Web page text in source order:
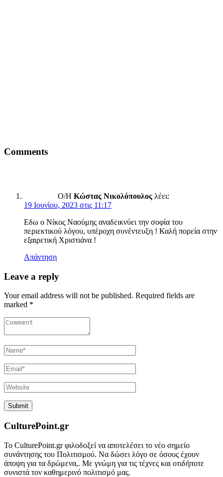
Comments
Ο/Η Κώστας Νικολόπουλος λέει:
19 Ιουνίου, 2023 στις 11:17
Εδω ο Νίκος Ναούμης αναδεικνύει την σοφία του
περιεκτικού λόγου, υπέροχη συνέντευξη ! Καλή πορεία στην
εξαιρετική Χριστιάνα !
Απάντηση
Leave a reply
Your email address will not be published. Required fields are
marked *
CulturePoint.gr
Το CulturePoint.gr φιλοδοξεί να αποτελέσει το νέο σημείο
συνάντησης του Πολιτισμού. Να δώσει λόγο σε όσους έχουν
άποψη για τα δρώμενα,. Με γνώμη για τις τέχνες και οτιδήποτε
συνιστά τον καθημερινό πολιτισμό μας.